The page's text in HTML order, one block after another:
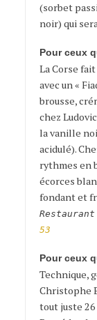
(sorbet
noir) qui
Pour ceux
La Corse
avec un «
brousse,
chez
la vanille
acidulé).
rythmes en
écorces
fondant et
53
Pour ceux
Technique,
Christophe
tout juste